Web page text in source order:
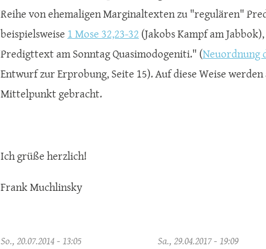
Reihe von ehemaligen Marginaltexten zu "regulären"
beispielsweise 1 Mose 32,23-32 (Jakobs Kampf am
Predigttext am Sonntag Quasimodogeniti." (Neuordnung
Entwurf zur Erprobung, Seite 15). Auf diese Weise
Mittelpunkt gebracht.
Ich grüße herzlich!
Frank Muchlinsky
So., 20.07.2014 - 13:05 Sa., 29.04.2017 - 19:09